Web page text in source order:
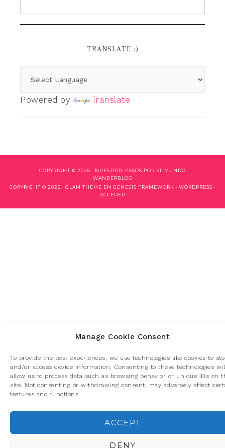
Manage Cookie Consent
To provide the best experiences, we use technologies like cookies to
and/or access device information. Consenting to these technologies
allow us to process data such as browsing behavior or unique IDs on
site. Not consenting or withdrawing consent, may adversely affect
features and functions.
ACCEPT
DENY
TRANSLATE :)
Powered by Translate
COPYRIGHT © 2026 · NUESTROS PASOS POR EL MUNDO
WANDERBLOG
COPYRIGHT © 2026 · GLAM THEME EN GENESIS FRAMEWORK · WORDPRESS ·
ACCEDER